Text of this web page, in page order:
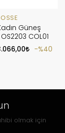
OSSE
Güneş
COL01
%40
olmak için